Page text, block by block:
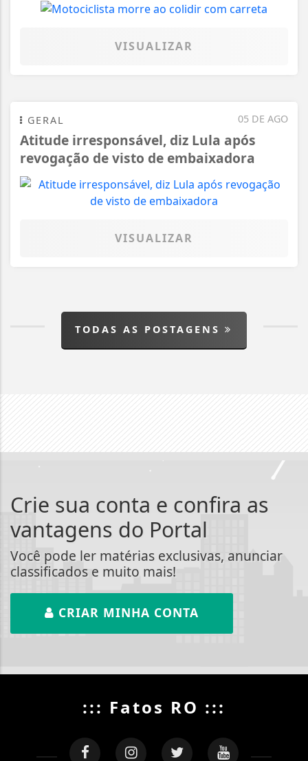
VISUALIZAR
05 DE AGO
GERAL
Atitude irresponsável, diz Lula após
revogação de visto de embaixadora
VISUALIZAR
TODAS AS POSTAGENS
Crie sua conta e confira as
vantagens do Portal
Você pode ler matérias exclusivas, anunciar
classificados e muito mais!
CRIAR MINHA CONTA
::: Fatos RO :::